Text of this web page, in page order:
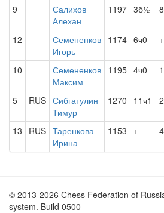
9
Салихов
Алехан
1197 3б½
12
Семененков
Игорь
1174 6ч0 +
10
Семененков
Максим
1195 4ч0
5 RUS Сибгатулин
Тимур
1270 11ч1
13 RUS Таренкова
Ирина
1153 +
© 2013-2026 Chess Federation of
system. Build 0500